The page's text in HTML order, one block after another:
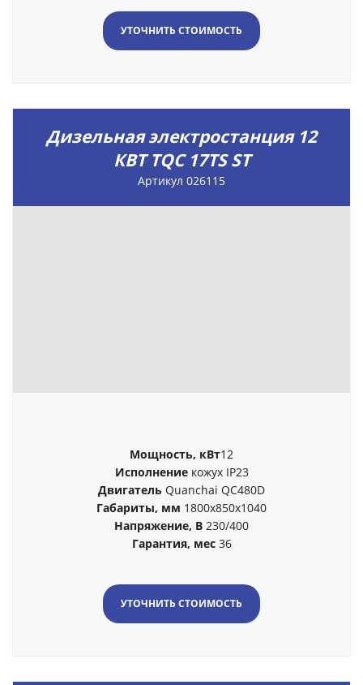
УТОЧНИТЬ СТОИМОСТЬ
Дизельная электростанция 12
КВТ TQC 17TS ST
Артикул 026115
Мощность, кВт12
Исполнение кожух IP23
Двигатель Quanchai QC480D
Габариты, мм 1800x850x1040
Напряжение, В 230/400
Гарантия, мес 36
УТОЧНИТЬ СТОИМОСТЬ